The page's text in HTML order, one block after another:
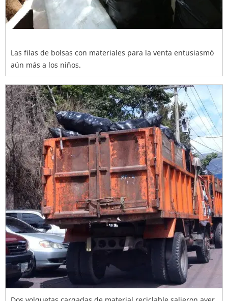
Las filas de bolsas con materiales para la venta entusiasmó
aún más a los niños.